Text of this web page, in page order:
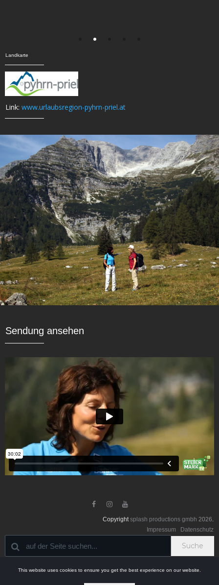
Landkarte
Link: www.urlaubsregion-pyhrn-priel.at
Sendung ansehen
  
Copyrightsplash productions gmbh 2026.
Impressum
Datenschutz
Suche
This website uses cookies to ensure you get the best experience on our website.